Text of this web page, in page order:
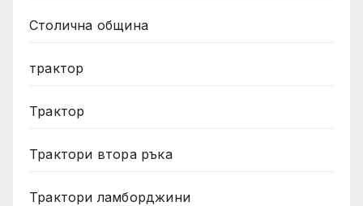
Столична община
трактор
Трактор
Трактори втора ръка
Трактори ламборджини